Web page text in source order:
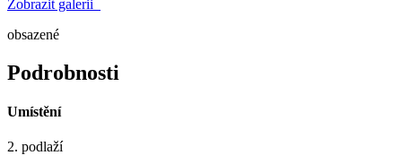
Zobrazit galerii
obsazené
Podrobnosti
Umístění
2. podlaží